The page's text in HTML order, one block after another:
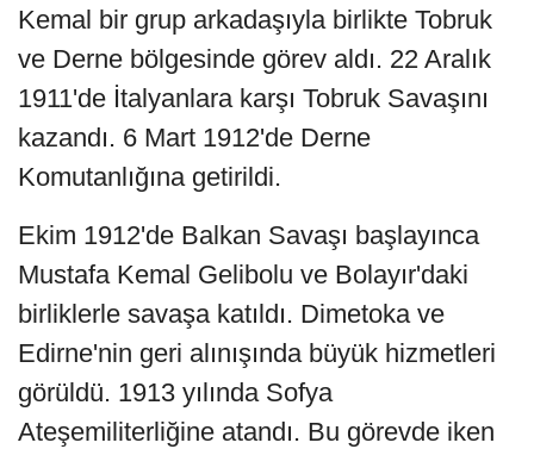
Kemal bir grup arkadaşıyla birlikte Tobruk
ve Derne bölgesinde görev aldı. 22 Aralık
1911'de İtalyanlara karşı Tobruk Savaşını
kazandı. 6 Mart 1912'de Derne
Komutanlığına getirildi.
Ekim 1912'de Balkan Savaşı başlayınca
Mustafa Kemal Gelibolu ve Bolayır'daki
birliklerle savaşa katıldı. Dimetoka ve
Edirne'nin geri alınışında büyük hizmetleri
görüldü. 1913 yılında Sofya
Ateşemiliterliğine atandı. Bu görevde iken